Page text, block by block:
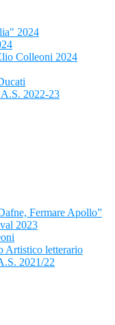
2024
Colleoni 2024
2022-23
Fermare Apollo”
2023
Artistico letterario
2021/22